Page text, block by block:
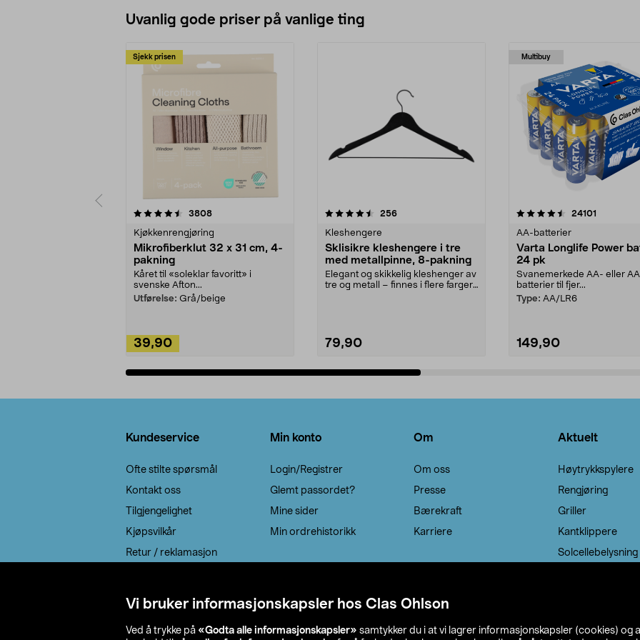
Vi bruker informasjonskapsler hos Clas Ohlson
Ved å trykke på «Godta alle informasjonskapsler» samtykker du i at vi lagrer informasjonskapsler (cookies) og
Uvanlig gode priser på vanlige ting
Sjekk prisen
3808anmeldelser
Kjøkkenrengjøring
Mikrofiberklut 32 x 31 cm, 4-
pakning
Kåret til «soleklar favoritt» i
svenske Afton...
Utførelse: Grå/beige
39,90
4.5av 5 stjerner 256anmeldelser
Kleshengere
Sklisikre kleshengere i tre
med metallpinne, 8-pakning
Elegant og skikkelig kleshenger av
tre og metall – finnes i flere farger.
79,90
Multibuy
4.5av 5 stjerner 24101
AA-batterier
Varta Longlife Power
24 pk
Svanemerkede AA- eller
batterier til fjer...
Type: AA/LR6
149,90
4.5av 5 stjerner
Kundeservice
Ofte stilte spørsmål
Kontakt oss
Tilgjengelighet
Kjøpsvilkår
Retur / reklamasjon
Min konto
Login/Registrer
Glemt passordet?
Mine sider
Min ordrehistorikk
Om
Om oss
Presse
Bærekraft
Karriere
Aktuelt
Høytrykkspylere
Rengjøring
Griller
Kantklippere
Solcellebelysning